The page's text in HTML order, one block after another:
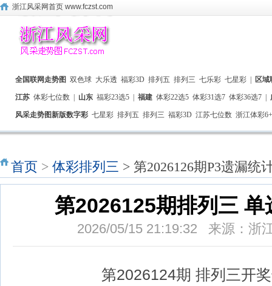
浙江风采网首页 www.fczst.com
全国联网走势图 双色球 大乐透 福彩3D 排列五 排列三 七乐彩 七星彩 区域
江苏 体彩七位数 山东 福彩23选5 福建 体彩22选5 体彩31选7 体彩36选7
风采走势图新版数字彩 七星彩 排列五 排列三 福彩3D 江苏七位数 浙江体彩
首页 > 体彩排列三 > 第2026126期P3遗漏统
第2026125期排列三 单
2026/05/15 21:19:32 来源：浙
第2026124期 排列三开